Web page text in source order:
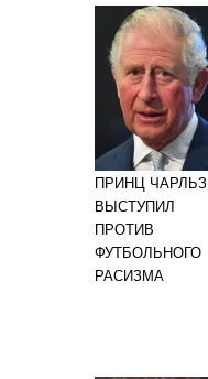
ПРИНЦ ЧАРЛЬЗ
ВЫСТУПИЛ
ПРОТИВ
ФУТБОЛЬНОГО
РАСИЗМА